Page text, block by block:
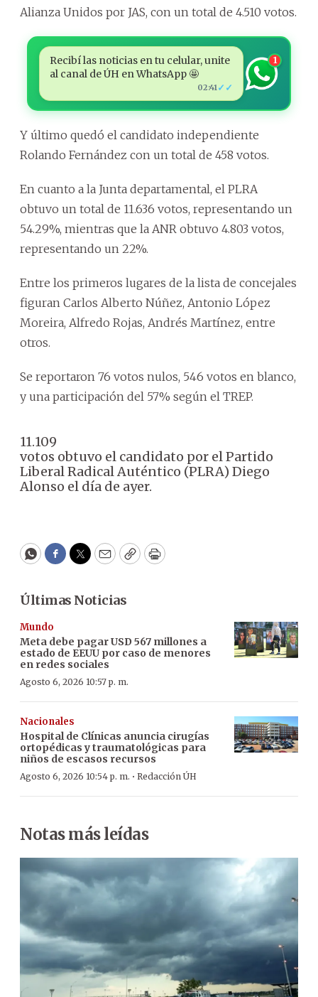
Alianza Unidos por JAS, con un total de 4.510 votos.
Recibí las noticias en tu celular, unite
al canal de ÚH en WhatsApp 🤩
02:41✓✓
1
Y último quedó el candidato independiente
Rolando Fernández con un total de 458 votos.
En cuanto a la Junta departamental, el PLRA
obtuvo un total de 11.636 votos, representando un
54.29%, mientras que la ANR obtuvo 4.803 votos,
representando un 22%.
Entre los primeros lugares de la lista de concejales
figuran Carlos Alberto Núñez, Antonio López
Moreira, Alfredo Rojas, Andrés Martínez, entre
otros.
Se reportaron 76 votos nulos, 546 votos en blanco,
y una participación del 57% según el TREP.
11.109
votos obtuvo el candidato por el Partido
Liberal Radical Auténtico (PLRA) Diego
Alonso el día de ayer.
WhatsApp
Facebook
Twitter
EmailCopyPrint
Últimas Noticias
Mundo
Meta debe pagar USD 567 millones a
estado de EEUU por caso de menores
en redes sociales
Agosto 6, 2026 10:57 p. m.
Nacionales
Hospital de Clínicas anuncia cirugías
ortopédicas y traumatológicas para
niños de escasos recursos
Agosto 6, 2026 10:54 p. m. · Redacción ÚH
Notas más leídas